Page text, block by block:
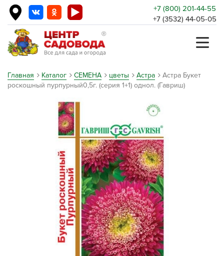
+7 (800) 201-44-55
+7 (3532) 44-05-05
Главная Каталог СЕМЕНА цветы Астра
Астра Букет
роскошный пурпурный0,5г. (серия 1+1) однол. (Гавриш)